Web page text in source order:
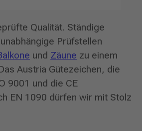
Qualität. Ständige
Prüfstellen
und Zäune zu einem
Austria Gütezeichen, die
9001 und die CE
EN 1090 dürfen wir mit Stolz